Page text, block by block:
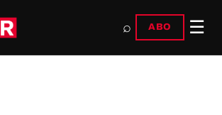
⌕ ABO ☰